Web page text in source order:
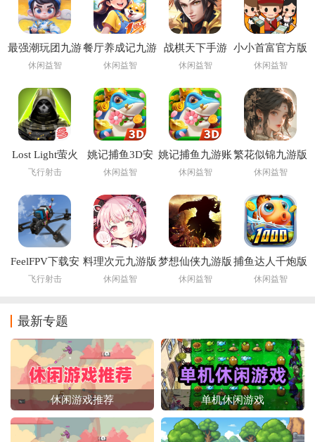
最强潮玩团九游
版
休闲益智
餐厅养成记九游
版
休闲益智
战棋天下手游
休闲益智
小小首富官方版
休闲益智
Lost Light萤火
突击手游下载国
飞行射击
姚记捕鱼3D安
卓版正版手游
休闲益智
姚记捕鱼九游账
号登录版本
休闲益智
繁花似锦九游版
休闲益智
FeelFPV下载安
装
飞行射击
料理次元九游版
休闲益智
梦想仙侠九游版
休闲益智
捕鱼达人千炮版
官方最新版
休闲益智
最新专题
休闲游戏推荐 单机休闲游戏